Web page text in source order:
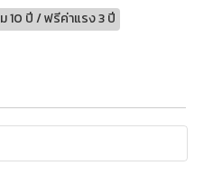
10 ปี / ฟรีค่าแรง 3 ปี